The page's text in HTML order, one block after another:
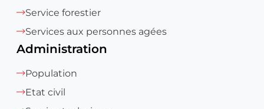
Service forestier
Services aux personnes agées
Administration
Population
Etat civil